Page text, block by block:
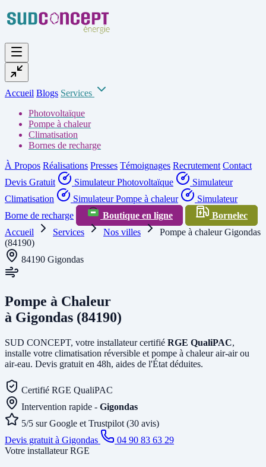
Accueil Blogs Services
Photovoltaïque
Pompe à chaleur
Climatisation
Bornes de recharge
À Propos Réalisations Presses Témoignages Recrutement Contact
Devis Gratuit
Simulateur Photovoltaïque
Simulateur
Climatisation
Simulateur Pompe à chaleur
Simulateur
Borne de recharge
Boutique en ligne
Bornelec
Accueil
Services Nos villes
Pompe à chaleur Gigondas
(84190)
84190 Gigondas
Pompe à Chaleur
à Gigondas (84190)
SUD CONCEPT, votre installateur certifié RGE QualiPAC,
installe votre climatisation réversible et pompe à chaleur air-air ou
air-eau. Devis gratuit en 48h, aides de l'État déduites.
Certifié RGE QualiPAC
Intervention rapide - Gigondas
5/5 sur Google et Trustpilot (30 avis)
Devis gratuit à Gigondas
04 90 83 63 29
Votre installateur RGE